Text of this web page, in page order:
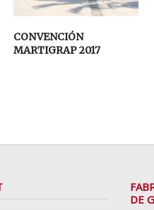
CONVENCIÓN
MARTIGRAP 2017
DE